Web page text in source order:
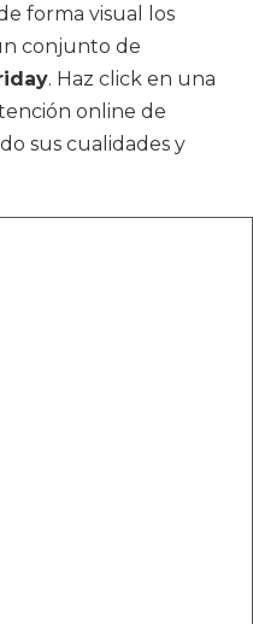
forma visual los
conjunto de
. Haz click en una
online de
sus cualidades y